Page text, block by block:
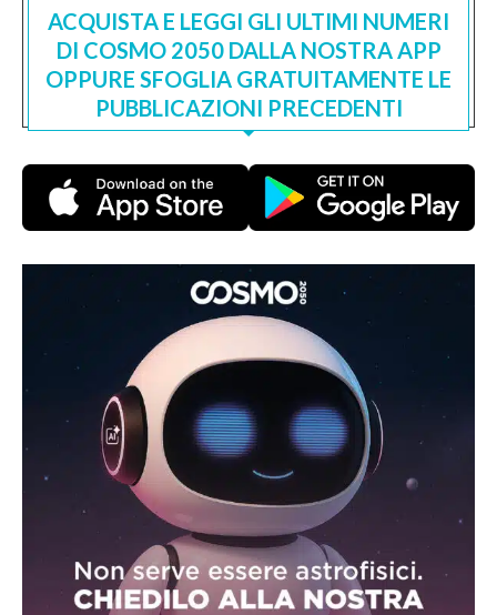
ACQUISTA E LEGGI GLI ULTIMI NUMERI
DI COSMO 2050 DALLA NOSTRA APP
OPPURE SFOGLIA GRATUITAMENTE LE
PUBBLICAZIONI PRECEDENTI